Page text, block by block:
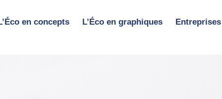
en concepts L’Éco en graphiques Entreprises